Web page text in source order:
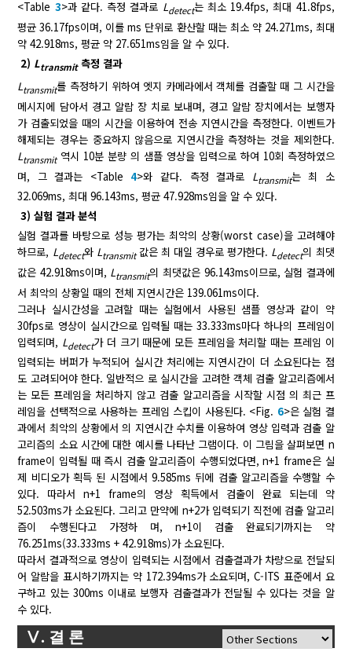
<Table 3>과 같다. 측정 결과로 Ldetect는 최소 19.4fps, 최대 41.8fps,
평균 36.17fps이며, 이를 ms 단위로 환산할 때는 최소 약 24.271ms, 최대
약 42.918ms, 평균 약 27.651ms임을 알 수 있다.
2) Ltransmit측정 결과
Ltransmit를 측정하기 위하여 엣지 카메라에서 객체를 검출할 때 그 시간을
메시지에 담아서 경고 알람 장 치로 보내며, 경고 알람 장치에서는 보행자
가 검출되었을 때의 시간을 이용하여 전송 지연시간을 측정한다. 이벤트가
해제되는 경우는 중요하지 않음으로 지연시간을 측정하는 것을 제외한다.
Ltransmit역시 10분 분량 의 샘플 영상을 입력으로 하여 10회 측정하였으
며, 그 결과는 <Table 4>와 같다. 측정 결과로 Ltransmit는 최 소
32.069ms, 최대 96.143ms, 평균 47.928ms임을 알 수 있다.
3) 실험 결과 분석
실험 결과를 바탕으로 성능 평가는 최악의 상황(worst case)을 고려해야
하므로, Ldetect와 Ltransmit값은 최 대일 경우로 평가한다. Ldetect의 최댓
값은 42.918ms이며, Ltransmit의 최댓값은 96.143ms이므로, 실험 결과에
서 최악의 상황일 때의 전체 지연시간은 139.061ms이다.
그러나 실시간성을 고려할 때는 실험에서 사용된 샘플 영상과 같이 약
30fps로 영상이 실시간으로 입력될 때는 33.333ms마다 하나의 프레임이
입력되며, Ldetect가 더 크기 때문에 모든 프레임을 처리할 때는 프레임 이
입력되는 버퍼가 누적되어 실시간 처리에는 지연시간이 더 소요된다는 점
도 고려되어야 한다. 일반적으 로 실시간을 고려한 객체 검출 알고리즘에서
는 모든 프레임을 처리하지 않고 검출 알고리즘을 시작할 시점 의 최근 프
레임을 선택적으로 사용하는 프레임 스킵이 사용된다. <Fig. 6>은 실험 결
과에서 최악의 상황에서 의 지연시간 수치를 이용하여 영상 입력과 검출 알
고리즘의 소요 시간에 대한 예시를 나타난 그램이다. 이 그림을 살펴보면 n
frame이 입력될 때 즉시 검출 알고리즘이 수행되었다면, n+1 frame은 실
제 비디오가 획득 된 시점에서 9.585ms 뒤에 검출 알고리즘을 수행할 수
있다. 따라서 n+1 frame의 영상 획득에서 검출이 완료 되는데 약
52.503ms가 소요된다. 그리고 만약에 n+2가 입력되기 직전에 검출 알고리
즘이 수행된다고 가정하 며, n+1이 검출 완료되기까지는 약
76.251ms(33.333ms + 42.918ms)가 소요된다.
따라서 결과적으로 영상이 입력되는 시점에서 검출결과가 차량으로 전달되
어 알람을 표시하기까지는 약 172.394ms가 소요되며, C-ITS 표준에서 요
구하고 있는 300ms 이내로 보행자 검출결과가 전달될 수 있다는 것을 알
수 있다.
Ⅴ. 결 론